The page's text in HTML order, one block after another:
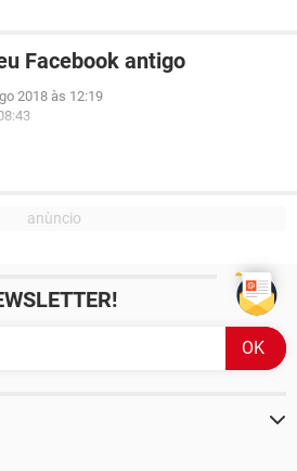
Facebook antigo
2018 às 12:19